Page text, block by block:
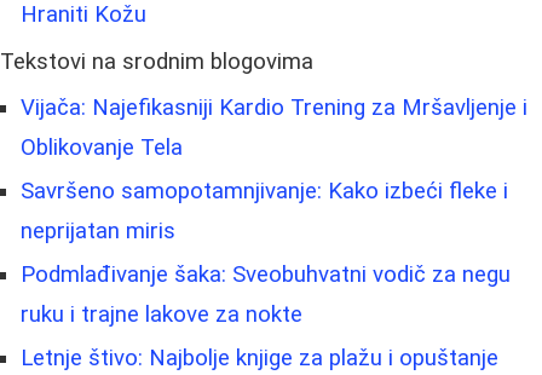
Hraniti Kožu
Tekstovi na srodnim blogovima
Vijača: Najefikasniji Kardio Trening za Mršavljenje i
Oblikovanje Tela
Savršeno samopotamnjivanje: Kako izbeći fleke i
neprijatan miris
Podmlađivanje šaka: Sveobuhvatni vodič za negu
ruku i trajne lakove za nokte
Letnje štivo: Najbolje knjige za plažu i opuštanje